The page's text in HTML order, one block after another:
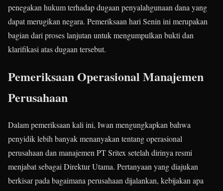
penegakan hukum terhadap dugaan penyalahgunaan dana yang
dapat merugikan negara. Pemeriksaan hari Senin ini merupakan
bagian dari proses lanjutan untuk mengumpulkan bukti dan
klarifikasi atas dugaan tersebut.
Pemeriksaan Operasional Manajemen
Perusahaan
Dalam pemeriksaan kali ini, Iwan mengungkapkan bahwa
penyidik lebih banyak menanyakan tentang operasional
perusahaan dan manajemen PT Sritex setelah dirinya resmi
menjabat sebagai Direktur Utama. Pertanyaan yang diajukan
berkisar pada bagaimana perusahaan dijalankan, kebijakan apa